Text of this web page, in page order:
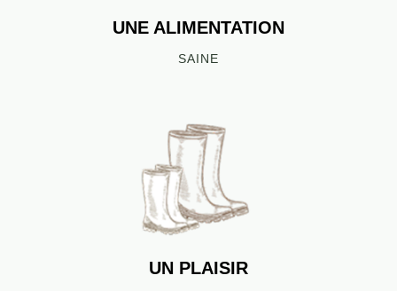
UNE ALIMENTATION
SAINE
UN PLAISIR